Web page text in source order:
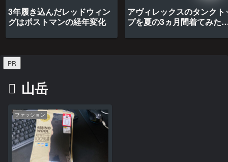
3年履き込んだレッドウィン
グはポストマンの経年変化
アヴィレックスのタンクト
プを夏の3ヵ月間着てみた
PR
山岳
ファッション